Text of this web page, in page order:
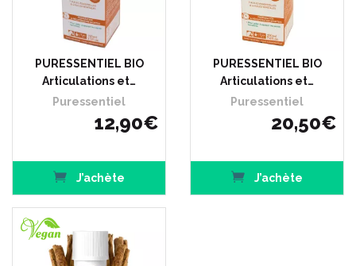
PURESSENTIEL BIO
Articulations et…
Puressentiel
12,90€
J’achète
PURESSENTIEL BIO
Articulations et…
Puressentiel
20,50€
J’achète